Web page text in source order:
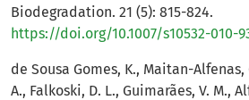
Biodegradation. 21 (5): 815-824.
https://doi.org/10.1007/s10532-010-
de Sousa Gomes, K., Maitan-Alfenas,
A., Falkoski, D. L., Guimarães, V. M.,